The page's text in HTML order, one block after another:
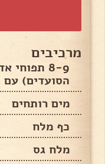
מרכיבים
8-9
הסועדים)
מים רותחים
כף מלח
מלח גס